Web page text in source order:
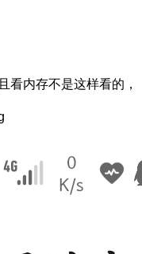
看内存不是这样看的，